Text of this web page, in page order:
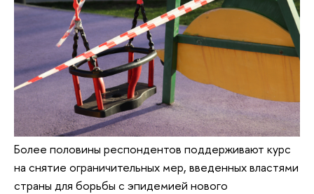
Более половины респондентов поддерживают курс
на снятие ограничительных мер, введенных властями
страны для борьбы с эпидемией нового